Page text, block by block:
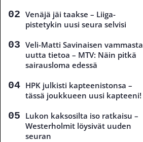
Venäjä jäi taakse – Liiga-
pistetykin uusi seura selvisi
Veli-Matti Savinaisen vammasta
uutta tietoa – MTV: Näin pitkä
sairausloma edessä
HPK julkisti kapteenistonsa –
tässä joukkueen uusi kapteeni!
Lukon kaksosilta iso ratkaisu –
Westerholmit löysivät uuden
seuran